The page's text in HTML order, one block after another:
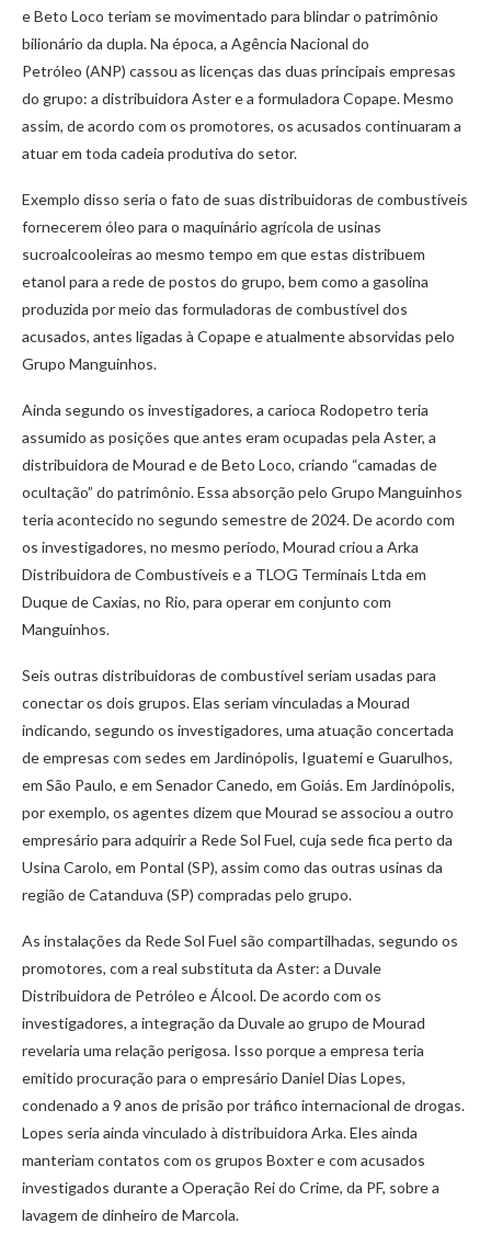
e Beto Loco teriam se movimentado para blindar o patrimônio
bilionário da dupla. Na época, a Agência Nacional do
Petróleo (ANP) cassou as licenças das duas principais empresas
do grupo: a distribuidora Aster e a formuladora Copape. Mesmo
assim, de acordo com os promotores, os acusados continuaram a
atuar em toda cadeia produtiva do setor.
Exemplo disso seria o fato de suas distribuidoras de combustíveis
fornecerem óleo para o maquinário agrícola de usinas
sucroalcooleiras ao mesmo tempo em que estas distribuem
etanol para a rede de postos do grupo, bem como a gasolina
produzida por meio das formuladoras de combustível dos
acusados, antes ligadas à Copape e atualmente absorvidas pelo
Grupo Manguinhos.
Ainda segundo os investigadores, a carioca Rodopetro teria
assumido as posições que antes eram ocupadas pela Aster, a
distribuidora de Mourad e de Beto Loco, criando “camadas de
ocultação” do patrimônio. Essa absorção pelo Grupo Manguinhos
teria acontecido no segundo semestre de 2024. De acordo com
os investigadores, no mesmo período, Mourad criou a Arka
Distribuidora de Combustíveis e a TLOG Terminais Ltda em
Duque de Caxias, no Rio, para operar em conjunto com
Manguinhos.
Seis outras distribuidoras de combustível seriam usadas para
conectar os dois grupos. Elas seriam vinculadas a Mourad
indicando, segundo os investigadores, uma atuação concertada
de empresas com sedes em Jardinópolis, Iguatemi e Guarulhos,
em São Paulo, e em Senador Canedo, em Goiás. Em Jardinópolis,
por exemplo, os agentes dizem que Mourad se associou a outro
empresário para adquirir a Rede Sol Fuel, cuja sede fica perto da
Usina Carolo, em Pontal (SP), assim como das outras usinas da
região de Catanduva (SP) compradas pelo grupo.
As instalações da Rede Sol Fuel são compartilhadas, segundo os
promotores, com a real substituta da Aster: a Duvale
Distribuidora de Petróleo e Álcool. De acordo com os
investigadores, a integração da Duvale ao grupo de Mourad
revelaria uma relação perigosa. Isso porque a empresa teria
emitido procuração para o empresário Daniel Dias Lopes,
condenado a 9 anos de prisão por tráfico internacional de drogas.
Lopes seria ainda vinculado à distribuidora Arka. Eles ainda
manteriam contatos com os grupos Boxter e com acusados
investigados durante a Operação Rei do Crime, da PF, sobre a
lavagem de dinheiro de Marcola.